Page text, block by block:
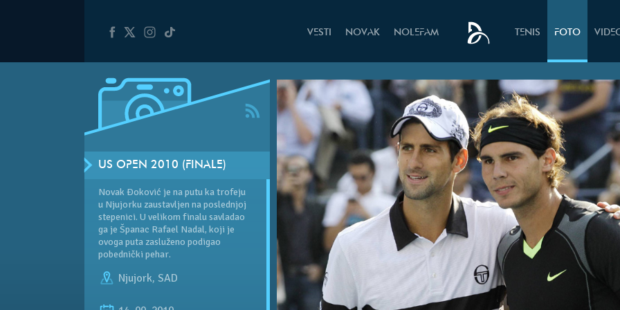
VESTI NOVAK NOLEFAM TENIS FOTO
US OPEN 2010 (FINALE)
Novak Đoković je na putu ka trofeju
u Njujorku zaustavljen na poslednjoj
stepenici. U velikom finalu savladao
ga je Španac Rafael Nadal, koji je
ovoga puta zasluženo podigao
pobednički pehar.
Njujork, SAD